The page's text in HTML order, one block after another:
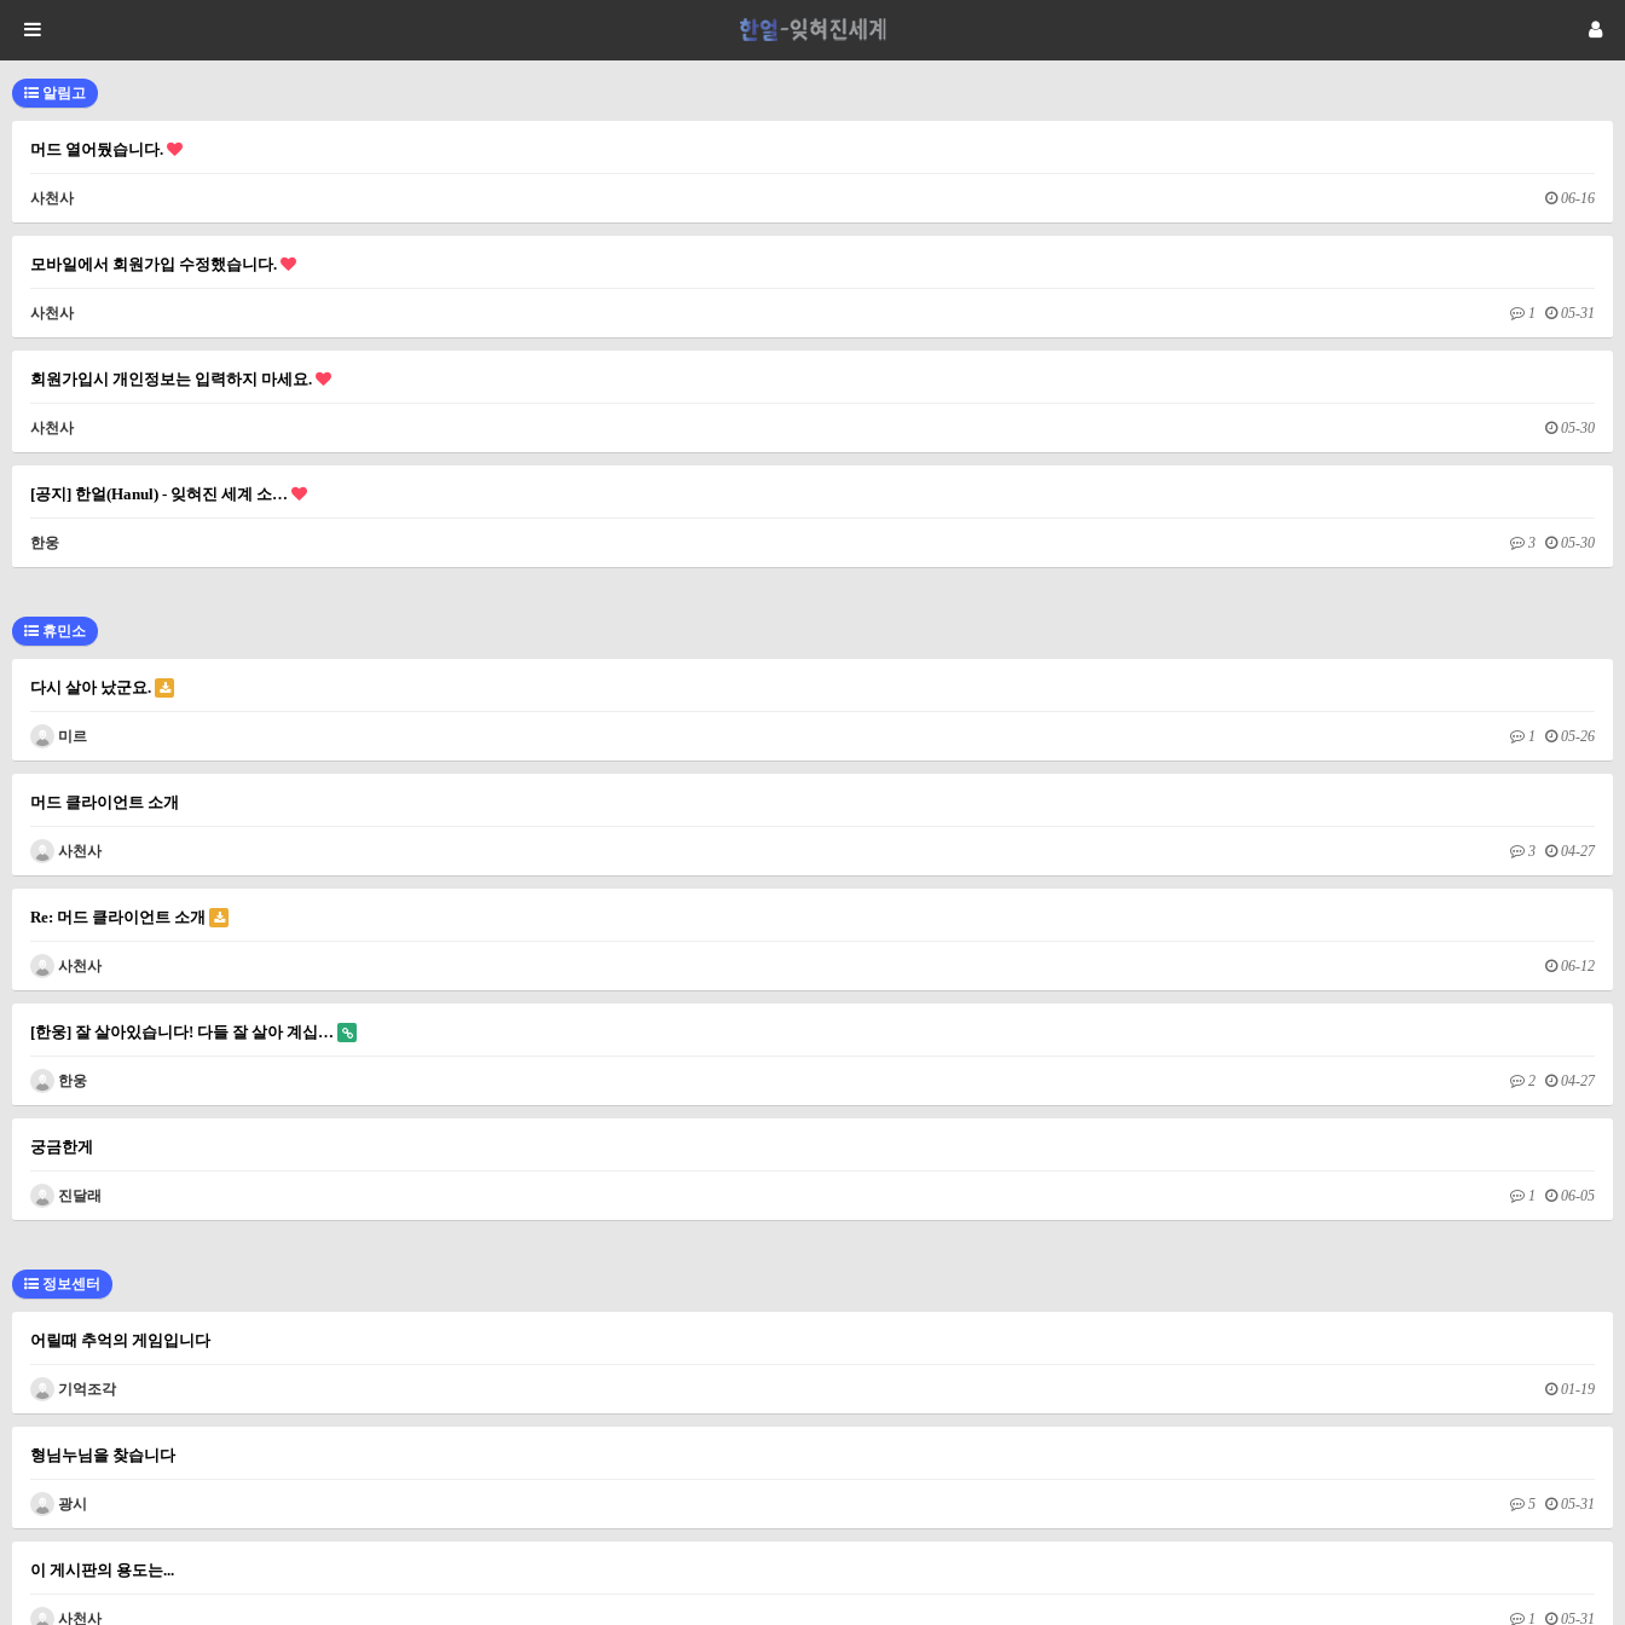
알림고
머드 열어뒀습니다.
사천사 06-16
모바일에서 회원가입 수정했습니다.
사천사 1 05-31
회원가입시 개인정보는 입력하지 마세요.
사천사 05-30
[공지] 한얼(Hanul) - 잊혀진 세계 소…
한웅 3 05-30
휴민소
다시 살아 났군요.
미르 1 05-26
머드 클라이언트 소개
사천사 3 04-27
Re: 머드 클라이언트 소개
사천사 06-12
[한웅] 잘 살아있습니다! 다들 잘 살아 계십…
한웅 2 04-27
궁금한게
진달래 1 06-05
정보센터
어릴때 추억의 게임입니다
기억조각 01-19
형님누님을 찾습니다
광시 5 05-31
이 게시판의 용도는...
사천사 1 05-31